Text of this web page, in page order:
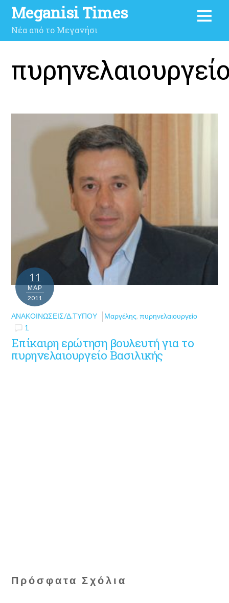
Meganisi Times
Νέα από το Μεγανήσι
11
ΜΑΡ
2011
ΑΝΑΚΟΙΝΏΣΕΙΣ/Δ.ΤΎΠΟΥ Μαργέλης,πυρηνελαιουργείο
1
Επίκαιρη ερώτηση βουλευτή για το
πυρηνελαιουργείο Βασιλικής
Πρόσφατα Σχόλια